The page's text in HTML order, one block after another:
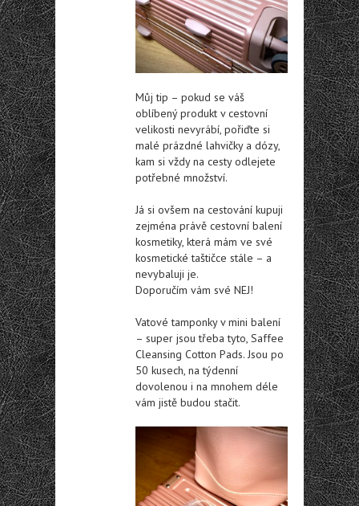
Můj tip – pokud se váš
oblíbený produkt v cestovní
velikosti nevyrábí, pořiďte si
malé prázdné lahvičky a dózy,
kam si vždy na cesty odlejete
potřebné množství.
Já si ovšem na cestování kupuji
zejména právě cestovní balení
kosmetiky, která mám ve své
kosmetické taštičce stále – a
nevybaluji je.
Doporučím vám své NEJ!
Vatové tamponky v mini balení
– super jsou třeba tyto, Saffee
Cleansing Cotton Pads. Jsou po
50 kusech, na týdenní
dovolenou i na mnohem déle
vám jistě budou stačit.